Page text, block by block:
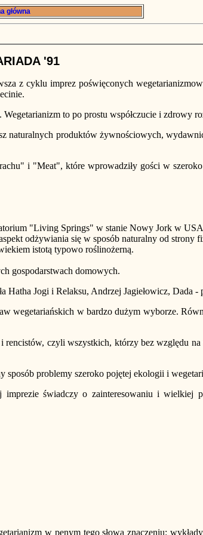
główna
'91
z cyklu imprez poświęconych
to po prostu współczucie i zdrowy
naturalnych produktów żywnościowych,
i "Meat", które wprowadziły gości w
"Living Springs" w stanie Nowy Jork w
odżywiania się w sposób naturalny od strony
istotą typowo roślinożerną.
gospodarstwach domowych.
Jogi i Relaksu, Andrzej Jagiełowicz, Dada
wegetariańskich w bardzo dużym wyborze.
rencistów, czyli wszystkich, którzy bez względu
problemy szeroko pojętej ekologii i
świadczy o zainteresowaniu i wielkiej
w penym tego słowa znaczeniu: